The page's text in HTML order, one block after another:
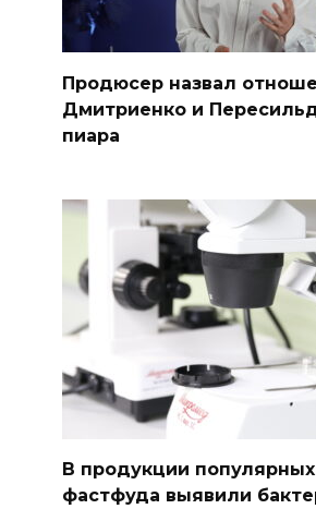
Продюсер назвал
Дмитриенко и
пиара
В продукции
фастфуда выявили